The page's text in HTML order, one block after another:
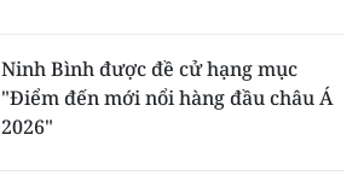
Ninh Bình được đề cử hạng mục
"Điểm đến mới nổi hàng đầu châu Á
2026"